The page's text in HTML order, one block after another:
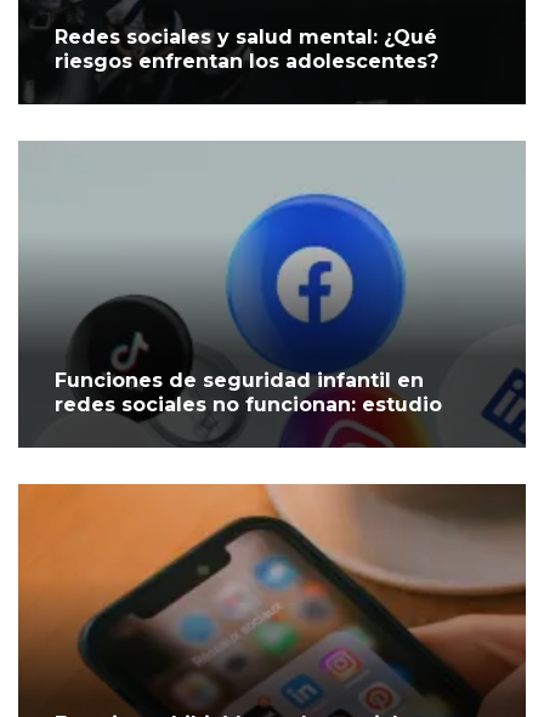
Redes sociales y salud mental: ¿Qué
riesgos enfrentan los adolescentes?
Funciones de seguridad infantil en
redes sociales no funcionan: estudio